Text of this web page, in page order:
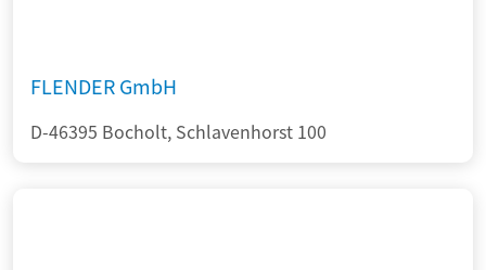
FLENDER GmbH
D-46395 Bocholt, Schlavenhorst 100